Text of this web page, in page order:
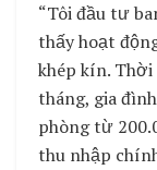
“Tôi đầu tư
thấy hoạt
khép kín.
tháng, gia
phòng từ
thu nhập